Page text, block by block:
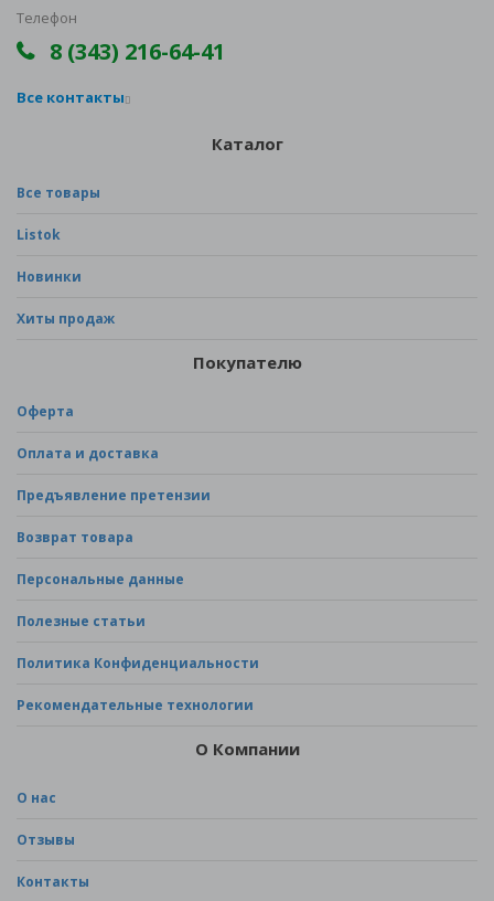
Телефон
8 (343) 216-64-41
Все контакты
Каталог
Все товары
Listok
Новинки
Хиты продаж
Покупателю
Оферта
Оплата и доставка
Предъявление претензии
Возврат товара
Персональные данные
Полезные статьи
Политика Конфиденциальности
Рекомендательные технологии
О Компании
О нас
Отзывы
Контакты